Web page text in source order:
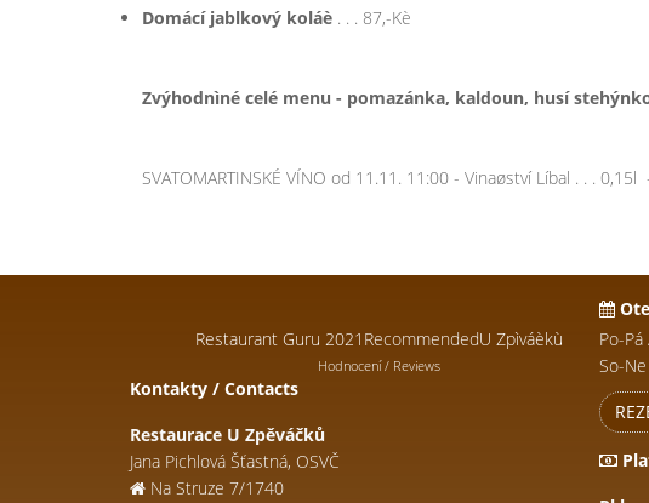
Domácí jablkový koláè . . . 87,-Kè
Zvýhodnìné celé menu - pomazánka, kaldoun, husí
SVATOMARTINSKÉ VÍNO od 11.11. 11:00 - Vinaøství Líbal . . .
Restaurant Guru 2021 RecommendedU Zpìváèkù
Hodnocení / Reviews
Kontakty / Contacts
Restaurace U Zpěváčků
Jana Pichlová Šťastná, OSVČ
Na Struze 7/1740
Po-
So-